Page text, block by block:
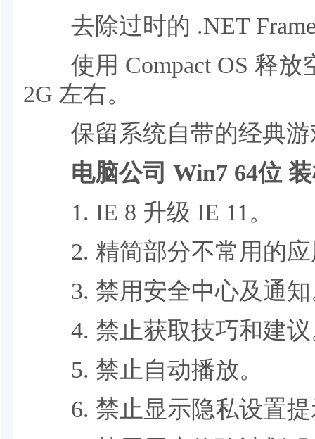
去除过时的 .NET
使用 Compact OS 释放
2G 左右。
保留系统自带的经典游
电脑公司 Win7 64位 装
1. IE 8 升级 IE 11。
2. 精简部分不常用的应
3. 禁用安全中心及通知
4. 禁止获取技巧和建议
5. 禁止自动播放。
6. 禁止显示隐私设置提